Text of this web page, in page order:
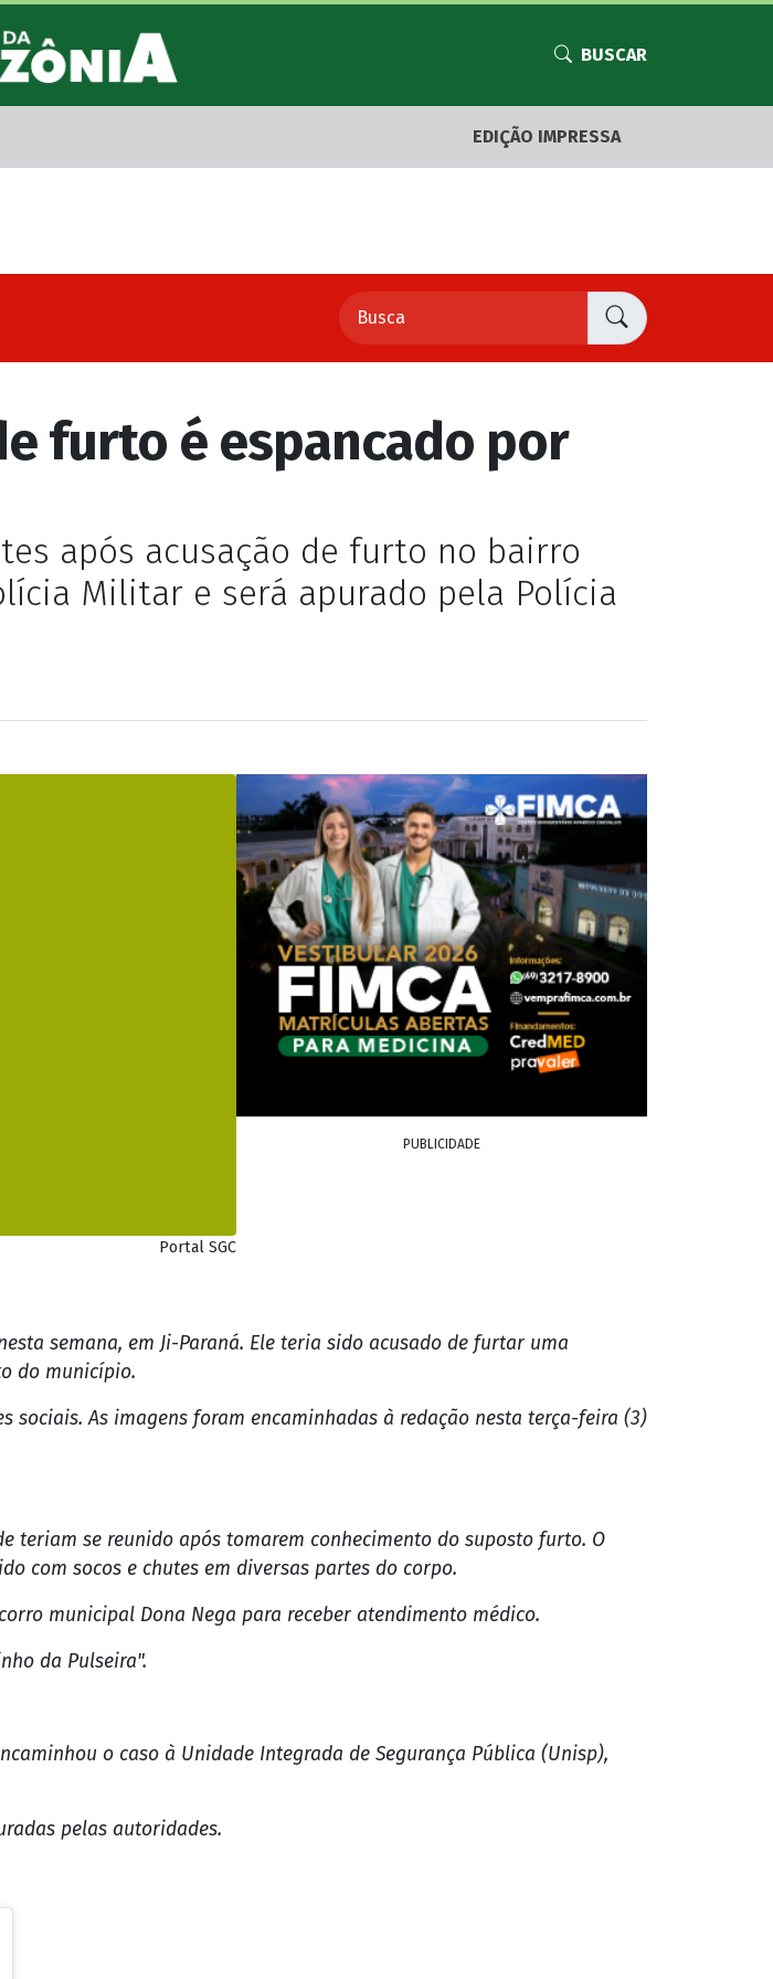
BUSCAR
EDIÇÃO IMPRESSA
furto é espancado por
após acusação de furto no bairro
Militar e será apurado pela Polícia
Portal SGC
PUBLICIDADE
semana, em Ji-Paraná. Ele teria sido acusado de furtar uma
do município.
sociais. As imagens foram encaminhadas à redação nesta terça-feira (3)
teriam se reunido após tomarem conhecimento do suposto furto. O
com socos e chutes em diversas partes do corpo.
municipal Dona Nega para receber atendimento médico.
da Pulseira".
o caso à Unidade Integrada de Segurança Pública (Unisp),
pelas autoridades.